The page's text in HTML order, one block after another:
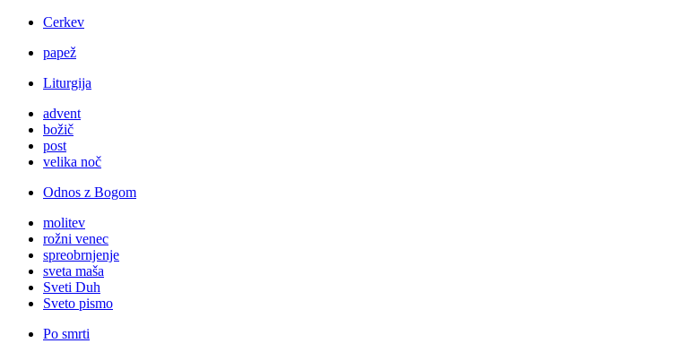
Cerkev
papež
Liturgija
advent
božič
post
velika noč
Odnos z Bogom
molitev
rožni venec
spreobrnjenje
sveta maša
Sveti Duh
Sveto pismo
Po smrti